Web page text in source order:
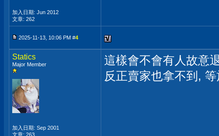
加入日期: Jun 2012
文章: 262
2025-11-13, 10:06 PM #4
Statics
Major Member
加入日期: Sep 2001
文章: 263
這樣會不會有人故意
反正賣家也拿不到,